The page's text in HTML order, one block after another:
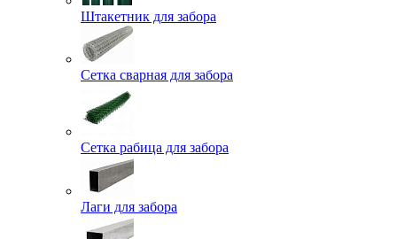
Штакетник для забора
Сетка сварная для забора
Сетка рабица для забора
Лаги для забора